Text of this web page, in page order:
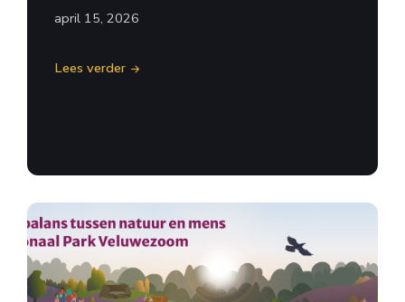
april 15, 2026
Lees verder